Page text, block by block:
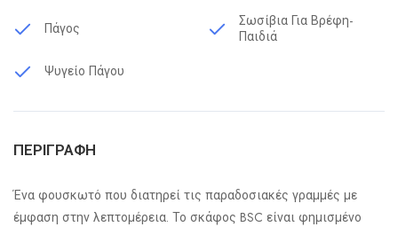
Πάγος
Σωσίβια Για Βρέφη-
Παιδιά
Ψυγείο Πάγου
ΠΕΡΙΓΡΑΦΉ
Ένα φουσκωτό που διατηρεί τις παραδοσιακές γραμμές με
έμφαση στην λεπτομέρεια. Το σκάφος BSC είναι φημισμένο